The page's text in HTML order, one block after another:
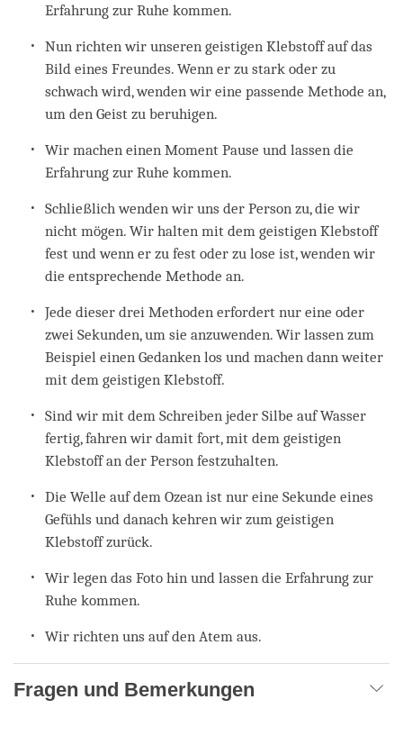
Erfahrung zur Ruhe kommen.
Nun richten wir unseren geistigen Klebstoff auf das
Bild eines Freundes. Wenn er zu stark oder zu
schwach wird, wenden wir eine passende Methode an,
um den Geist zu beruhigen.
Wir machen einen Moment Pause und lassen die
Erfahrung zur Ruhe kommen.
Schließlich wenden wir uns der Person zu, die wir
nicht mögen. Wir halten mit dem geistigen Klebstoff
fest und wenn er zu fest oder zu lose ist, wenden wir
die entsprechende Methode an.
Jede dieser drei Methoden erfordert nur eine oder
zwei Sekunden, um sie anzuwenden. Wir lassen zum
Beispiel einen Gedanken los und machen dann weiter
mit dem geistigen Klebstoff.
Sind wir mit dem Schreiben jeder Silbe auf Wasser
fertig, fahren wir damit fort, mit dem geistigen
Klebstoff an der Person festzuhalten.
Die Welle auf dem Ozean ist nur eine Sekunde eines
Gefühls und danach kehren wir zum geistigen
Klebstoff zurück.
Wir legen das Foto hin und lassen die Erfahrung zur
Ruhe kommen.
Wir richten uns auf den Atem aus.
Fragen und Bemerkungen